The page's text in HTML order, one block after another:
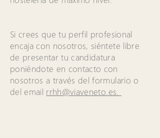
Si crees que tu perfil profesional
encaja con nosotros, siéntete libre
de presentar tu candidatura
poniéndote en contacto con
nosotros a través del formulario o
del email rrhh@viaveneto.es.